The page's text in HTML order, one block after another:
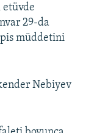
etüvde
29-da
müddetini
Nebiyev